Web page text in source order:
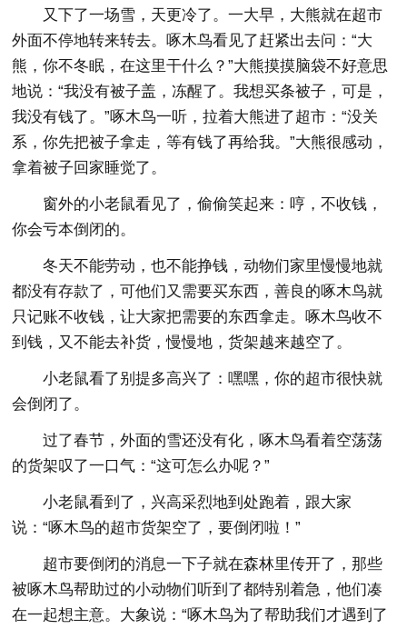
又下了一场雪，天更冷了。一大早，大熊就在超市
外面不停地转来转去。啄木鸟看见了赶紧出去问：“大
熊，你不冬眠，在这里干什么？”大熊摸摸脑袋不好意思
地说：“我没有被子盖，冻醒了。我想买条被子，可是，
我没有钱了。”啄木鸟一听，拉着大熊进了超市：“没关
系，你先把被子拿走，等有钱了再给我。”大熊很感动，
拿着被子回家睡觉了。
窗外的小老鼠看见了，偷偷笑起来：哼，不收钱，
你会亏本倒闭的。
冬天不能劳动，也不能挣钱，动物们家里慢慢地就
都没有存款了，可他们又需要买东西，善良的啄木鸟就
只记账不收钱，让大家把需要的东西拿走。啄木鸟收不
到钱，又不能去补货，慢慢地，货架越来越空了。
小老鼠看了别提多高兴了：嘿嘿，你的超市很快就
会倒闭了。
过了春节，外面的雪还没有化，啄木鸟看着空荡荡
的货架叹了一口气：“这可怎么办呢？”
小老鼠看到了，兴高采烈地到处跑着，跟大家
说：“啄木鸟的超市货架空了，要倒闭啦！”
超市要倒闭的消息一下子就在森林里传开了，那些
被啄木鸟帮助过的小动物们听到了都特别着急，他们凑
在一起想主意。大象说：“啄木鸟为了帮助我们才遇到了